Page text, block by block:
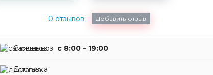
0 отзывов Добавить отзыв
Самовывоз c 8:00 - 19:00
Доставка